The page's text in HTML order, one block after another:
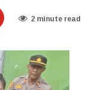
2 minute read